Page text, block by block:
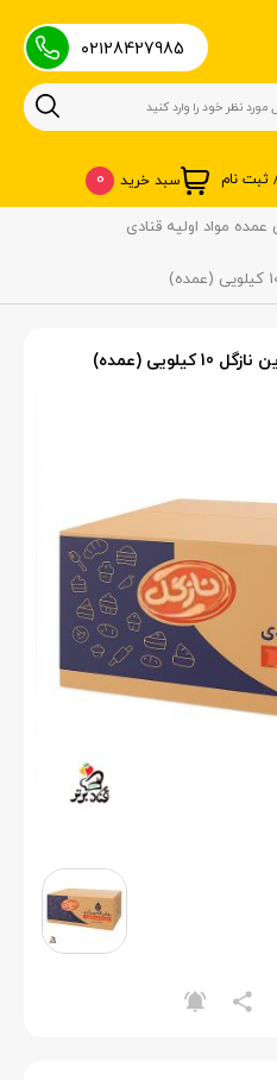
۰۲۱28427985
ثبت نام سبد خرید 0
مواد اولیه قنادی
(عمده)